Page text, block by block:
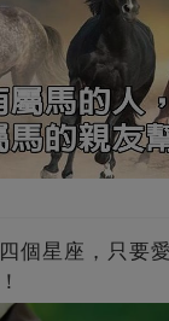
個星座，只要